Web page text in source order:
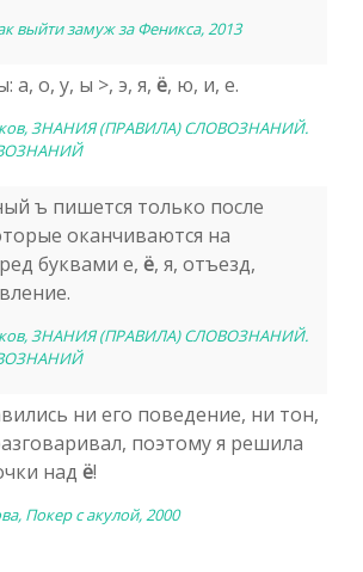
выйти замуж за Феникса, 2013
а, о, у, ы >, э, я, ё, ю, и, е.
ЗНАНИЯ (ПРАВИЛА) СЛОВОЗНАНИЙ.
ъ пишется только после
оканчиваются на
буквами е, ё, я, отъезд,
ЗНАНИЯ (ПРАВИЛА) СЛОВОЗНАНИЙ.
ни его поведение, ни тон,
поэтому я решила
над ё!
Покер с акулой, 2000